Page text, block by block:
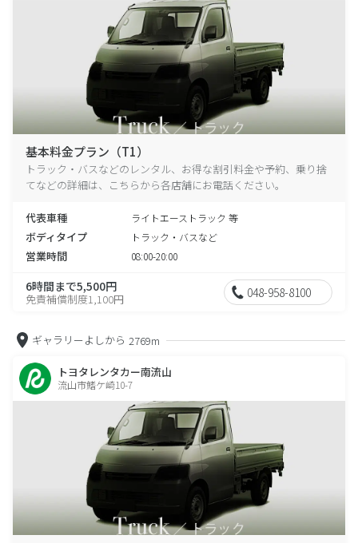
基本料金プラン（T1）
トラック・バスなどのレンタル、お得な割引料金や予約、乗り捨
てなどの詳細は、こちらから各店舗にお電話ください。
代表車種 ライトエーストラック 等
ボディタイプ トラック・バスなど
営業時間 08:00-20:00
6時間まで5,500円
免責補償制度1,100円 048-958-8100
ギャラリーよしから 2769m
トヨタレンタカー南流山
流山市鰭ケ崎10-7